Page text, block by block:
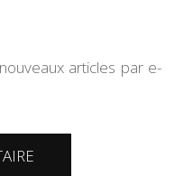
articles par e-